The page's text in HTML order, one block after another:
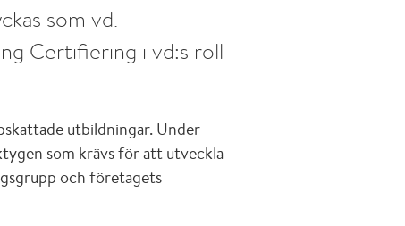
som vd.
Certifiering i vd:s roll
utbildningar. Under
som krävs för att utveckla
och företagets